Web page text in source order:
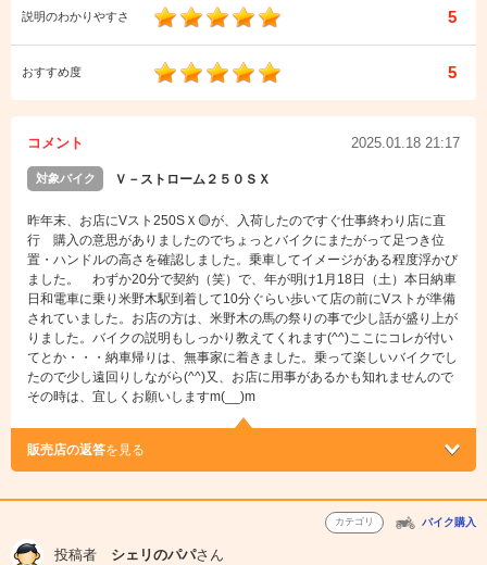
説明のわかりやすさ 5
おすすめ度 5
コメント 2025.01.18 21:17
対象バイク Ｖ－ストローム２５０ＳＸ
昨年末、お店にVスト250SＸ🟡が、入荷したのですぐ仕事終わり店に直
行 購入の意思がありましたのでちょっとバイクにまたがって足つき位
置・ハンドルの高さを確認しました。乗車してイメージがある程度浮かび
ました。 わずか20分で契約（笑）で、年が明け1月18日（土）本日納車
日和電車に乗り米野木駅到着して10分ぐらい歩いて店の前にVストが準備
されていました。お店の方は、米野木の馬の祭りの事で少し話が盛り上が
りました。バイクの説明もしっかり教えてくれます(^^)ここにコレが付い
てとか・・・納車帰りは、無事家に着きました。乗って楽しいバイクでし
たので少し遠回りしながら(^^)又、お店に用事があるかも知れませんので
その時は、宜しくお願いしますm(__)m
販売店の返答を見る
カテゴリ バイク購入
投稿者 シェリのパパさん